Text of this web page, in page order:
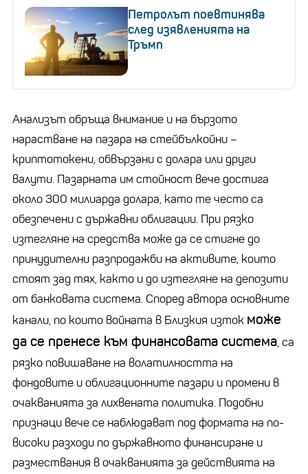
Петролът поевтинява
след изявленията на
Тръмп
Анализът обръща внимание и на бързото
нарастване на пазара на стейбълкойни –
криптотокени, обвързани с долара или други
валути. Пазарната им стойност вече достига
около 300 милиарда долара, като те често са
обезпечени с държавни облигации. При рязко
изтегляне на средства може да се стигне до
принудителни разпродажби на активите, които
стоят зад тях, както и до изтегляне на депозити
от банковата система. Според автора основните
канали, по които войната в Близкия изток може
да се пренесе към финансовата система, са
рязко повишаване на волатилността на
фондовите и облигационните пазари и промени в
очакванията за лихвената политика. Подобни
признаци вече се наблюдават под формата на по-
високи разходи по държавното финансиране и
размествания в очакванията за действията на